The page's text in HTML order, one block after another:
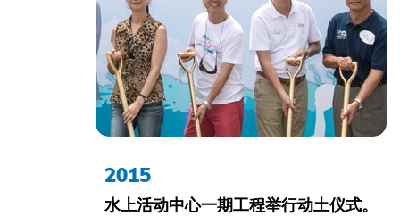
2015
水上活动中心一期工程举行动土仪式。